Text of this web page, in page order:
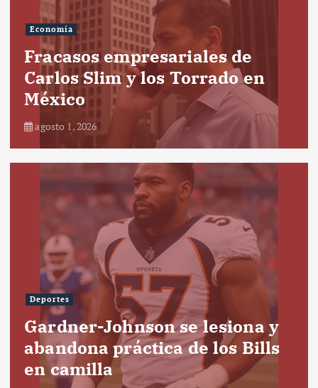
Economía
Fracasos empresariales de
Carlos Slim y los Torrado en
México
agosto 1, 2026
Deportes
Gardner-Johnson se lesiona y
abandona práctica de los Bills
en camilla